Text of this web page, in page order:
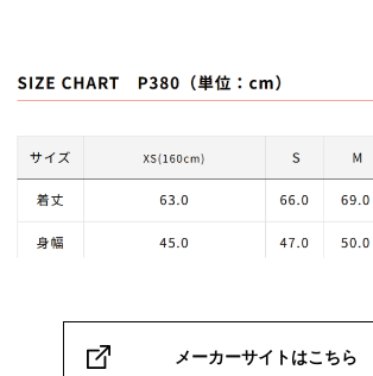
メーカーサイトはこちら